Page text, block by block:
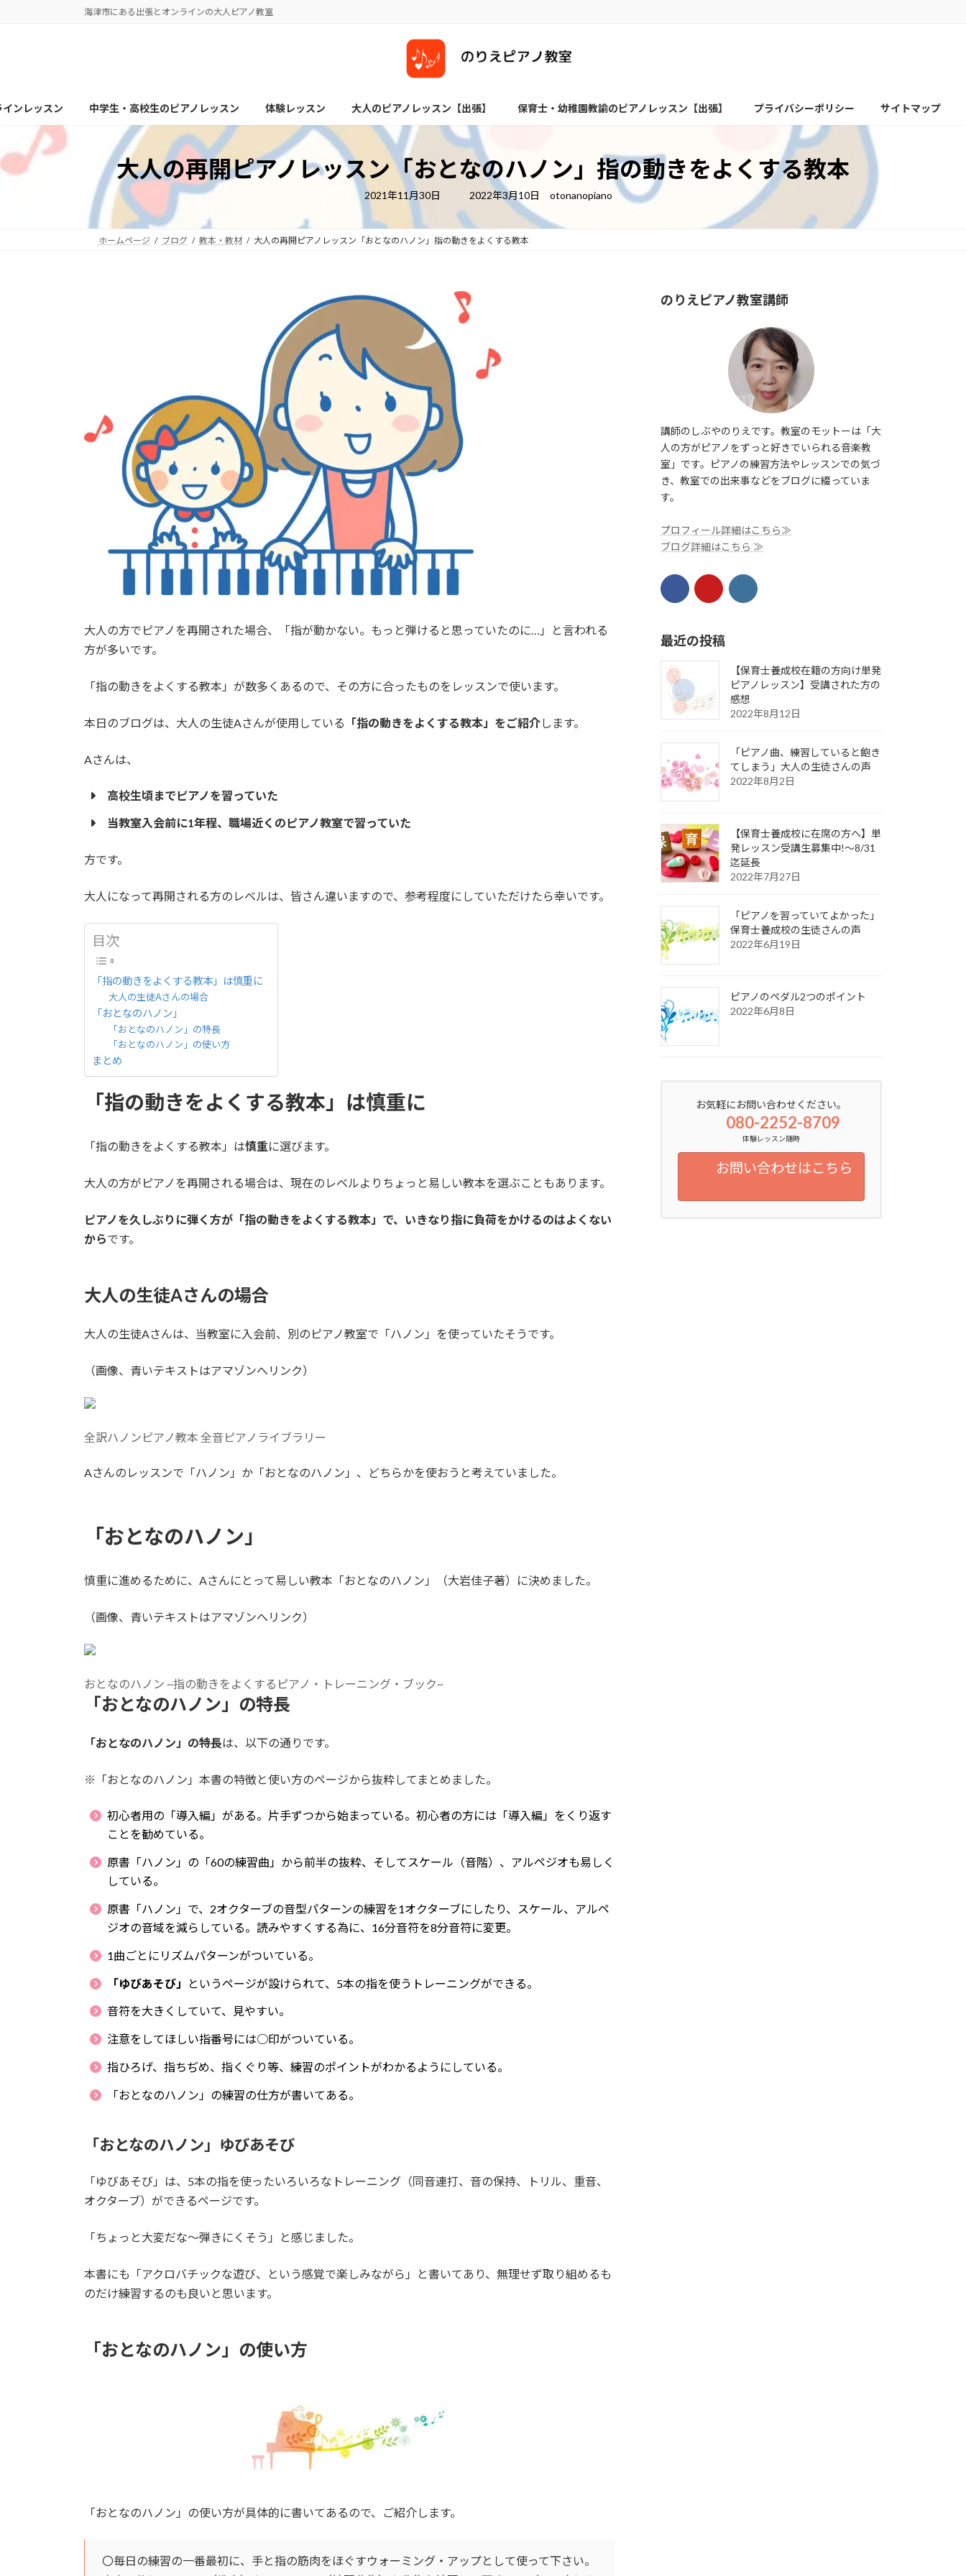
ス
プ
ン
動
海津市にある出張とオンラインの大人ピアノ教室
ンレッスン 中学生・高校生のピアノレッスン 体験レッスン 大人のピアノレッスン【出張】 保育士・幼稚園教諭のピアノレッスン【出張】 プライバシーポリシー サイトマップ
大人の再開ピアノレッスン「おとなのハノン」指の動きをよくする教本
2021年11月30日
最
新
日
時
2022年3月10日 otonanopiano
ホームページ ブログ 教本・教材 大人の再開ピアノレッスン「おとなのハノン」指の動きをよくする教本
大人の方でピアノを再開された場合、「指が動かない。もっと弾けると思っていたのに…」と言われる
方が多いです。
「指の動きをよくする教本」が数多くあるので、その方に合ったものをレッスンで使います。
本日のブログは、大人の生徒Aさんが使用している 「指の動きをよくする教本」をご紹介します。
Aさんは、
高校生頃までピアノを習っていた
当教室入会前に1年程、職場近くのピアノ教室で習っていた
方です。
大人になって再開される方のレベルは、皆さん違いますので、参考程度にしていただけたら幸いです。
目次
「指の動きをよくする教本」は慎重に
大人の生徒Aさんの場合
「おとなのハノン」
「おとなのハノン」の特長
「おとなのハノン」の使い方
まとめ
「指の動きをよくする教本」は慎重に
「指の動きをよくする教本」は慎重に選びます。
大人の方がピアノを再開される場合は、現在のレベルよりちょっと易しい教本を選ぶこともあります。
ピアノを久しぶりに弾く方が「指の動きをよくする教本」で、いきなり指に負荷をかけるのはよくない
からです。
大人の生徒Aさんの場合
大人の生徒Aさんは、当教室に入会前、別のピアノ教室で「ハノン」を使っていたそうです。
（画像、青いテキストはアマゾンへリンク）
全訳ハノンピアノ教本 全音ピアノライブラリー
Aさんのレッスンで「ハノン」か「おとなのハノン」、どちらかを使おうと考えていました。
「おとなのハノン」
慎重に進めるために、Aさんにとって易しい教本「おとなのハノン」（大岩佳子著）に決めました。
（画像、青いテキストはアマゾンへリンク）
おとなのハノン ~指の動きをよくするピアノ・トレーニング・ブック~
「おとなのハノン」の特長
「おとなのハノン」の特長は、以下の通りです。
※「おとなのハノン」本書の特徴と使い方のページから抜粋してまとめました。
初心者用の「導入編」がある。片手ずつから始まっている。 初心者の方には「導入編」をくり返す
ことを勧めている。
原書「ハノン」の「60の練習曲」から前半の抜粋、そしてスケール（音階）、アルペジオも易しく
している。
原書「ハノン」で、2オクターブの音型パターンの練習を1オクターブにしたり、スケール、アルペ
ジオの音域を減らしている。読みやすくする為に、16分音符を8分音符に変更。
1曲ごとにリズムパターンがついている。
「ゆびあそび」 というページが設けられて、5本の指を使うトレーニングができる。
音符を大きくしていて、見やすい。
注意をしてほしい指番号には○印がついている。
指ひろげ、指ちぢめ、指くぐり等、練習のポイントがわかるようにしている。
「おとなのハノン」の練習の仕方が書いてある。
「おとなのハノン」ゆびあそび
「ゆびあそび」は、5本の指を使ったいろいろなトレーニング（同音連打、音の保持、トリル、重音、
オクターブ）ができるページです。
「ちょっと大変だな～弾きにくそう」と感じました。
本書にも「アクロバチックな遊び、という感覚で楽しみながら」と書いてあり、無理せず取り組めるも
のだけ練習するのも良いと思います。
「おとなのハノン」の使い方
「おとなのハノン」の使い方が具体的に書いてあるので、ご紹介します。
〇毎日の練習の一番最初に、手と指の筋肉をほぐすウォーミング・アップとして使って下さい。
のりえピアノ教室講師
講師のしぶやのりえです。教室のモットーは「大
人の方がピアノをずっと好きでいられる音楽教
室」です。ピアノの練習方法やレッスンでの気づ
き、教室での出来事などをブログに綴っていま
す。
プロフィール詳細はこちら≫
ブログ詳細はこちら ≫
最近の投稿
【保育士養成校在籍の方向け単発
ピアノレッスン】受講された方の
感想
2022年8月12日
「ピアノ曲、練習していると飽き
てしまう」大人の生徒さんの声
2022年8月2日
【保育士養成校に在席の方へ】単
発レッスン受講生募集中!〜8/31
迄延長
2022年7月27日
「ピアノを習っていてよかった」
保育士養成校の生徒さんの声
2022年6月19日
ピアノのペダル2つのポイント
2022年6月8日
お気軽にお問い合わせください。
080-2252-8709
体験レッスン随時
お問い合わせはこちら